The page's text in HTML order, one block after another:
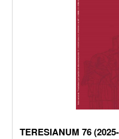
TERESIANUM 76